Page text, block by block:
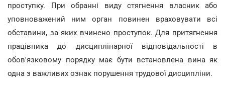
проступку. При обранні виду стягнення власник або
уповноважений ним орган повинен враховувати всі
обставини, за яких вчинено проступок. Для притягнення
працівника до дисциплінарної відповідальності в
обов'язковому порядку має бути встановлена вина як
одна з важливих ознак порушення трудової дисципліни.